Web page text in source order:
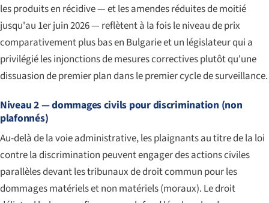
les produits en récidive — et les amendes réduites de moitié
jusqu'au 1er juin 2026 — reflètent à la fois le niveau de prix
comparativement plus bas en Bulgarie et un législateur qui a
privilégié les injonctions de mesures correctives plutôt qu'une
dissuasion de premier plan dans le premier cycle de surveillance.
Niveau 2 — dommages civils pour discrimination (non
plafonnés)
Au-delà de la voie administrative, les plaignants au titre de la loi
contre la discrimination peuvent engager des actions civiles
parallèles devant les tribunaux de droit commun pour les
dommages matériels et non matériels (moraux). Le droit